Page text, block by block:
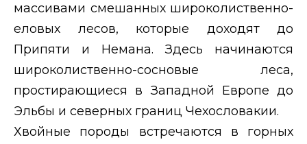
массивами смешанных широколиственно-
еловых лесов, которые доходят до
Припяти и Немана. Здесь начинаются
широколиственно-сосновые леса,
простирающиеся в Западной Европе до
Эльбы и северных границ Чехословакии.
Хвойные породы встречаются в горных